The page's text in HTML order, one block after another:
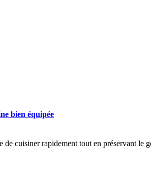
bien équipée
cuisiner rapidement tout en préservant le